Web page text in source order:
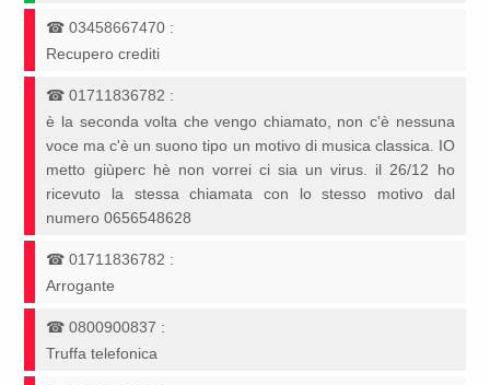
☎03458667470 :
Recupero crediti
☎01711836782 :
è la seconda volta che vengo chiamato, non c'è nessuna
voce ma c'è un suono tipo un motivo di musica classica. IO
metto giùperc hè non vorrei ci sia un virus. il 26/12 ho
ricevuto la stessa chiamata con lo stesso motivo dal
numero 0656548628
☎01711836782 :
Arrogante
☎0800900837 :
Truffa telefonica